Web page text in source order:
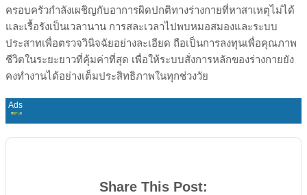
ครอบครัวกำลังเผชิญกับอาการผิดปกติทางร่างกายที่หาสาเหตุไม่ได้
และเรื้อรังเป็นเวลานาน การสละเวลาไปพบหมอสมองและระบบ
ประสาทเพื่อตรวจวินิจฉัยอย่างละเอียด ถือเป็นการลงทุนเพื่อคุณภาพ
ชีวิตในระยะยาวที่คุ้มค่าที่สุด เพื่อให้ระบบสั่งการหลักของร่างกายยัง
คงทำงานได้อย่างเต็มประสิทธิภาพในทุกช่วงวัย
Share This Post: